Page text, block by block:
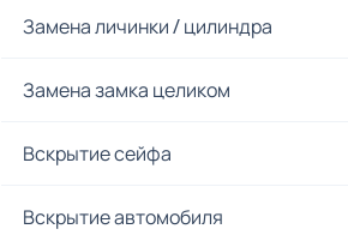
Замена личинки / цилиндра
Замена замка целиком
Вскрытие сейфа
Вскрытие автомобиля